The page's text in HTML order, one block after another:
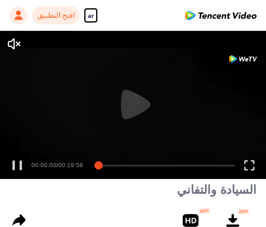
ar افتح التطبيق
00:00:00/00:19:58
السيادة والتفاني